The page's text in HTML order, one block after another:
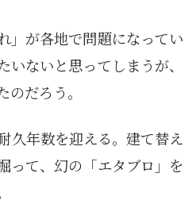
」が各地で問題になってい
いないと思ってしまうが、
だろう。
久年数を迎える。建て替え
って、幻の「エタブロ」を